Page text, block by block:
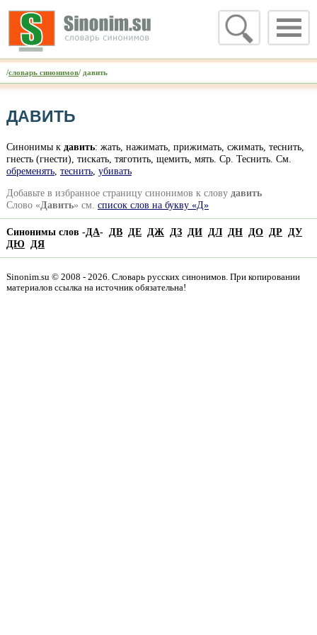
/словарь синонимов/ давить
ДАВИТЬ
Синонимы к давить: жать, нажимать, прижимать, сжимать, теснить,
гнесть (гнести), тискать, тяготить, щемить, мять. Ср. Теснить. См.
обременять, теснить, убивать
Добавьте в избранное страницу синонимов к слову давить
Слово «Давить» см. список слов на букву «Д»
Синонимы слов -ДА- ДВ ДЕ ДЖ ДЗ ДИ ДЛ ДН ДО ДР
ДУ
ДЮ
ДЯ
Sinonim.su © 2008 - 2026. Словарь русских синонимов. При копировании
материалов ссылка на источник обязательна!